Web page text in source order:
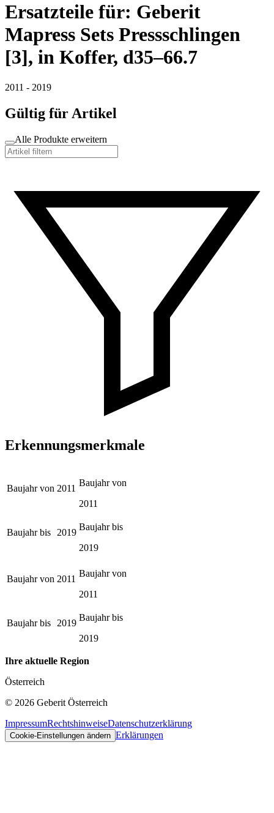
Ersatzteile für: Geberit
Mapress Sets Pressschlingen
[3], in Koffer, d35–66.7
2011 - 2019
Gültig für Artikel
Alle Produkte erweitern
Erkennungsmerkmale
Baujahr von 2011
Baujahr von
2011
Baujahr bis 2019
Baujahr bis
2019
Baujahr von 2011
Baujahr von
2011
Baujahr bis 2019
Baujahr bis
2019
Ihre aktuelle Region
Österreich
© 2026 Geberit Österreich
ImpressumRechtshinweiseDatenschutzerklärung
Cookie-Einstellungen ändern Erklärungen